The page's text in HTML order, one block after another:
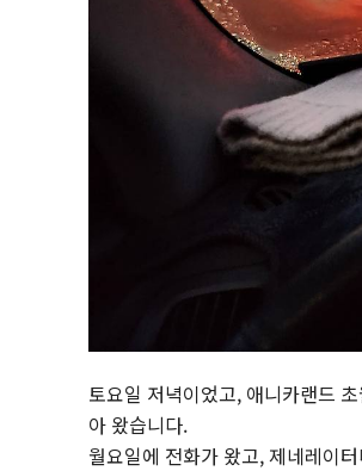
토요일 저녁이었고, 애니카랜드
아 왔습니다.
월요일에 전화가 왔고, 제네레이